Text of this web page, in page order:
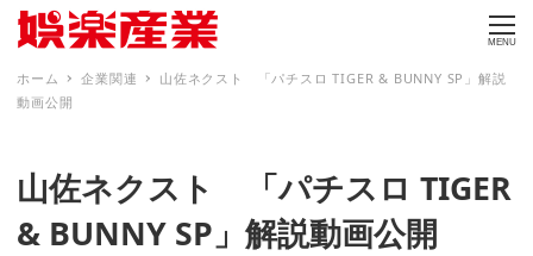
MENU
ホーム 企業関連
山佐ネクスト 「パチスロ TIGER & BUNNY SP」解説
動画公開
山佐ネクスト 「パチスロ TIGER
& BUNNY SP」解説動画公開